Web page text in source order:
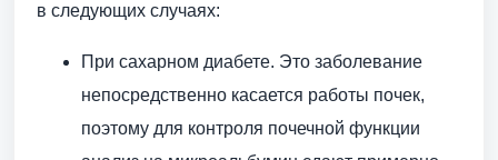
в следующих случаях:
При сахарном диабете. Это заболевание
непосредственно касается работы почек,
поэтому для контроля почечной функции